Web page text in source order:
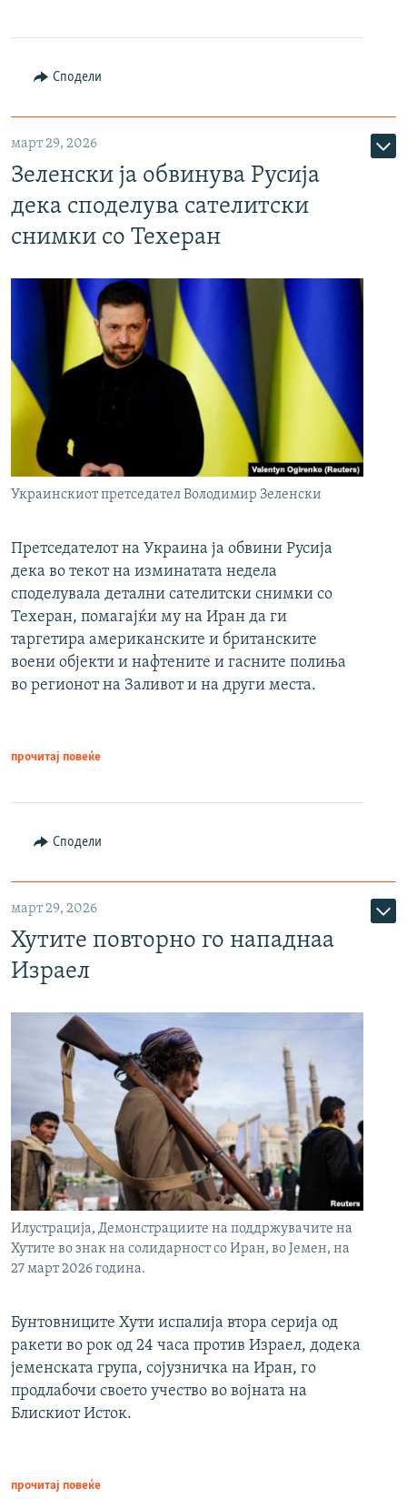
Сподели
март 29, 2026
Зеленски ја обвинува Русија
дека споделува сателитски
снимки со Техеран
Украинскиот претседател Володимир Зеленски
Претседателот на Украина ја обвини Русија
дека во текот на изминатата недела
споделувала детални сателитски снимки со
Техеран, помагајќи му на Иран да ги
таргетира американските и британските
воени објекти и нафтените и гасните полиња
во регионот на Заливот и на други места.
прочитај повеќе
Сподели
март 29, 2026
Хутите повторно го нападнаа
Израел
Илустрација, Демонстрациите на поддржувачите на
Хутите во знак на солидарност со Иран, во Јемен, на
27 март 2026 година.
Бунтовниците Хути испалија втора серија од
ракети во рок од 24 часа против Израел, додека
јеменската група, сојузничка на Иран, го
продлабочи своето учество во војната на
Блискиот Исток.
прочитај повеќе